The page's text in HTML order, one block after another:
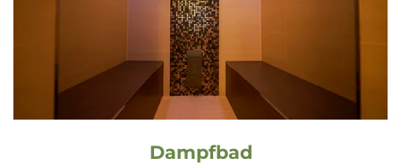
Dampfbad